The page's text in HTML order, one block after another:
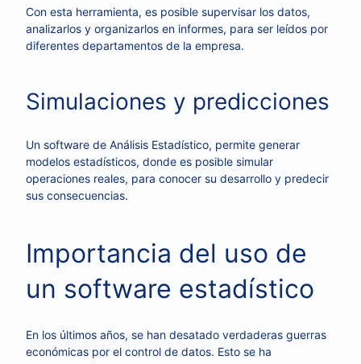
Con esta herramienta, es posible supervisar los datos,
analizarlos y organizarlos en informes, para ser leídos por
diferentes departamentos de la empresa.
Simulaciones y predicciones
Un software de Análisis Estadístico, permite generar
modelos estadísticos, donde es posible simular
operaciones reales, para conocer su desarrollo y predecir
sus consecuencias.
Importancia del uso de
un software estadístico
En los últimos años, se han desatado verdaderas guerras
económicas por el control de datos. Esto se ha